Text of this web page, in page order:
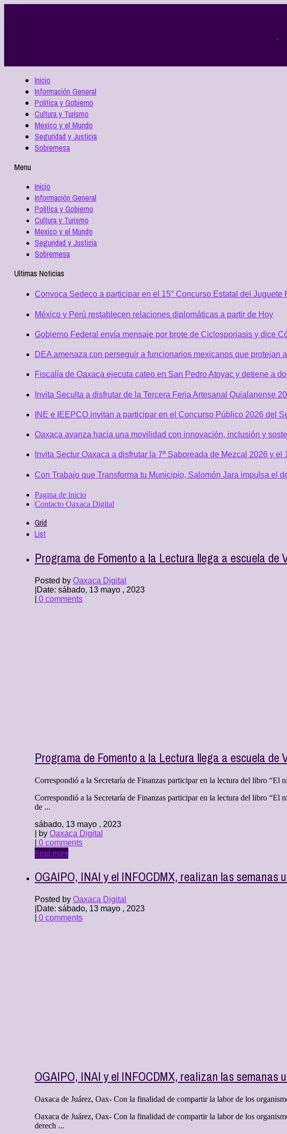
Inicio
Información General
Política y Gobierno
Cultura y Turismo
Mexico y el Mundo
Seguridad y Justicia
Sobremesa
Menu
Inicio
Información General
Política y Gobierno
Cultura y Turismo
Mexico y el Mundo
Seguridad y Justicia
Sobremesa
Ultimas Noticias
Convoca Sedeco a participar en el 15° Concurso Estatal del Juguete
México y Perú restablecen relaciones diplomáticas a partir de Hoy
Gobierno Federal envía mensaje por brote de Ciclosporiasis y dice
DEA amenaza con perseguir a funcionarios mexicanos que protejan
Fiscalía de Oaxaca ejecuta cateo en San Pedro Atoyac y detiene a
Invita Seculta a disfrutar de la Tercera Feria Artesanal Quialanense
INE e IEEPCO invitan a participar en el Concurso Público 2026 del
Oaxaca avanza hacia una movilidad con innovación, inclusión y
Invita Sectur Oaxaca a disfrutar la 7ª Saboreada de Mezcal 2026 y el
Con Trabajo que Transforma tu Municipio, Salomón Jara impulsa el
Pagina de inicio
Contacto Oaxaca Digital
Grid
List
Programa de Fomento a la Lectura llega a escuela de
Posted by Oaxaca Digital
Date: sábado, 13 mayo , 2023
0 comments
Programa de Fomento a la Lectura llega a escuela de
Correspondió a la Secretaría de Finanzas participar en la lectura del libro “El
Correspondió a la Secretaría de Finanzas participar en la lectura del libro
de ...
sábado, 13 mayo , 2023
| by Oaxaca Digital
0 comments
Read more
OGAIPO, INAI y el INFOCDMX, realizan las
Posted by Oaxaca Digital
Date: sábado, 13 mayo , 2023
0 comments
OGAIPO, INAI y el INFOCDMX, realizan las
Oaxaca de Juárez, Oax- Con la finalidad de compartir la labor de los
Oaxaca de Juárez, Oax- Con la finalidad de compartir la labor de los
derech ...